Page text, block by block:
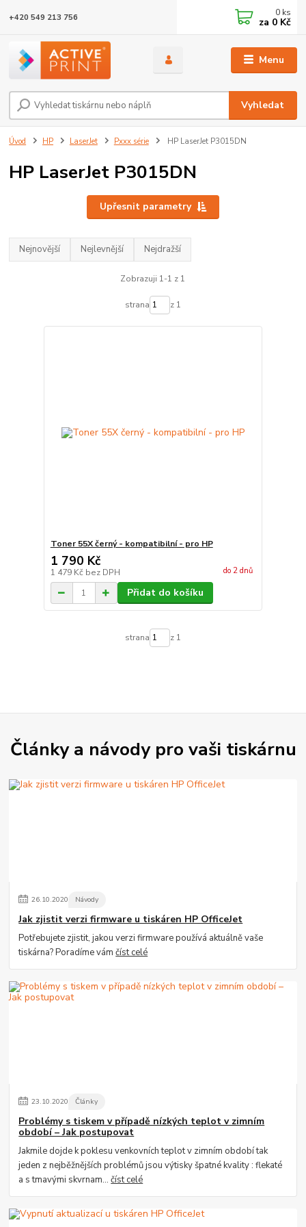
Menu
Vyhledat
+420 549 213 756 0 ks
za 0 Kč
Úvod HP LaserJet Pxxx série HP LaserJet P3015DN
HP LaserJet P3015DN
Upřesnit parametry
Nejnovější Nejlevnější Nejdražší
Zobrazuji 1-1 z 1
strana z 1
Toner 55X černý - kompatibilní - pro HP
1 790 Kč
1 479 Kč bez DPH do 2 dnů
Přidat do košíku
strana z 1
Články a návody pro vaši tiskárnu
26.10.2020 Návody
Jak zjistit verzi firmware u tiskáren HP OfficeJet
Potřebujete zjistit, jakou verzi firmware používá aktuálně vaše
tiskárna? Poradíme vámčíst celé
23.10.2020 Články
Problémy s tiskem v případě nízkých teplot v zimním
období – Jak postupovat
Jakmile dojde k poklesu venkovních teplot v zimním období tak
jeden z nejběžnějších problémů jsou výtisky špatné kvality : flekaté
a s tmavými skvrnam...číst celé